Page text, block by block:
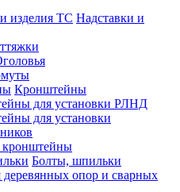
Надставки и
Кронштейны
для установки РЛНД
для установки
Болты, шпильки